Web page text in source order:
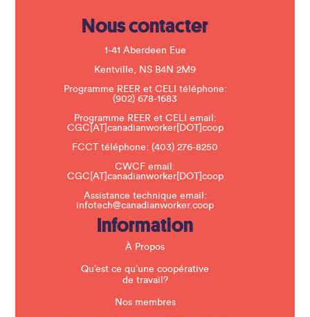
Nous contacter
1-41 Aberdeen Eue
Kentville, NS B4N 2M9
Programme REER et CELI téléphone:
(902) 678-1683
Programme REER et CELI email:
CGC[AT]canadianworker[DOT]coop
FCCT téléphone:(403) 276-8250
CWCF email:
CGC[AT]canadianworker[DOT]coop
Assistance technique email:
infotech@canadianworker.coop
Information
À Propos
Qu’est ce qu’une coopérative
de travail?
Nos membres